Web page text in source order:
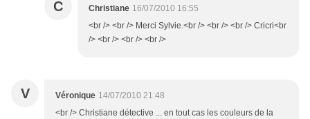
C Christiane 16/07/2010 16:55
<br /> <br /> Merci Sylvie.<br /> <br /> <br /> Cricri<br
/> <br /> <br /> <br />
V Véronique 14/07/2010 21:48
<br /> Christiane détective ... en tout cas les couleurs de la